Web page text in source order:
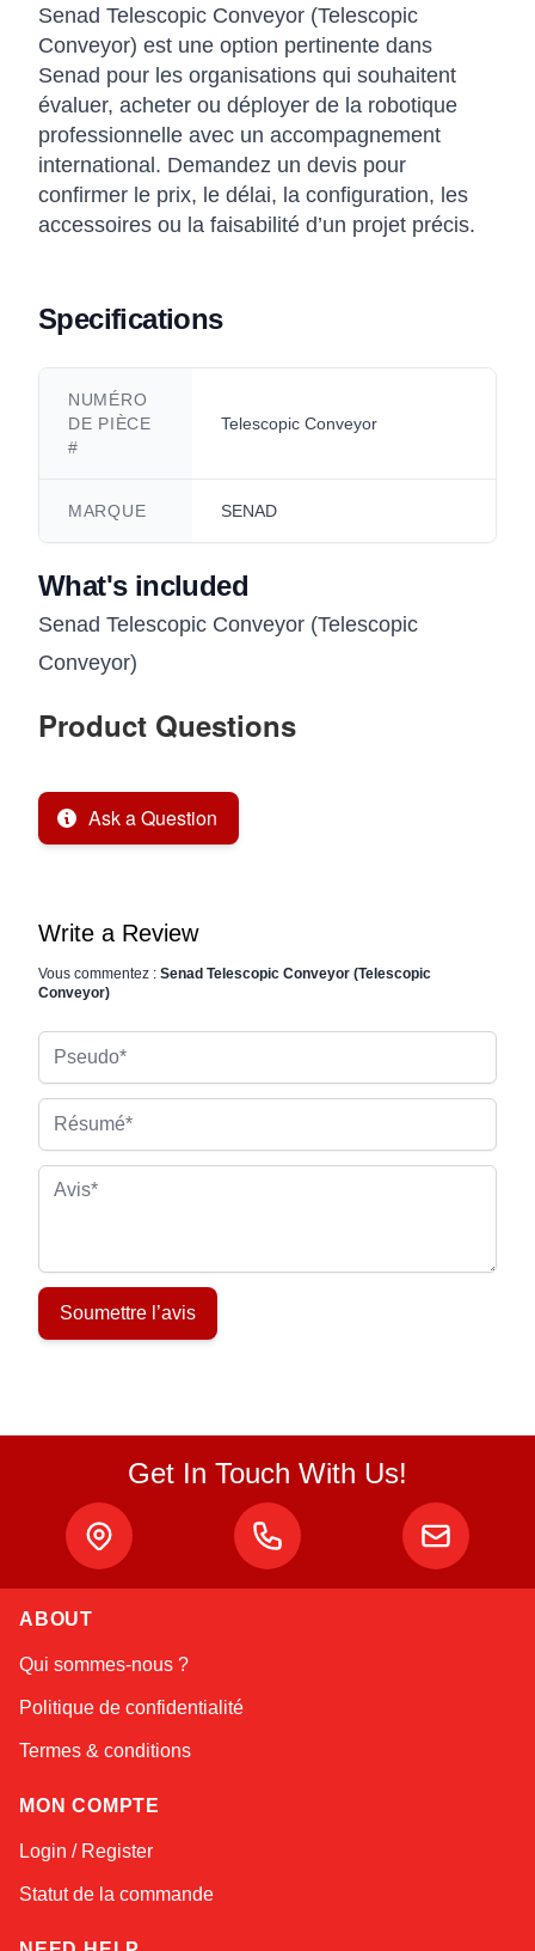
Senad Telescopic Conveyor (Telescopic
Conveyor) est une option pertinente dans
Senad pour les organisations qui souhaitent
évaluer, acheter ou déployer de la robotique
professionnelle avec un accompagnement
international. Demandez un devis pour
confirmer le prix, le délai, la configuration, les
accessoires ou la faisabilité d’un projet précis.
Specifications
NUMÉRO
DE PIÈCE
#
Telescopic Conveyor
MARQUE SENAD
What's included
Senad Telescopic Conveyor (Telescopic
Conveyor)
Product Questions
Ask a Question
Write a Review
Vous commentez : Senad Telescopic Conveyor (Telescopic
Conveyor)
Résumé
Avis
Soumettre l’avis
Get In Touch With Us!
ABOUT
Qui sommes-nous ?
Politique de confidentialité
Termes & conditions
MON COMPTE
Login / Register
Statut de la commande